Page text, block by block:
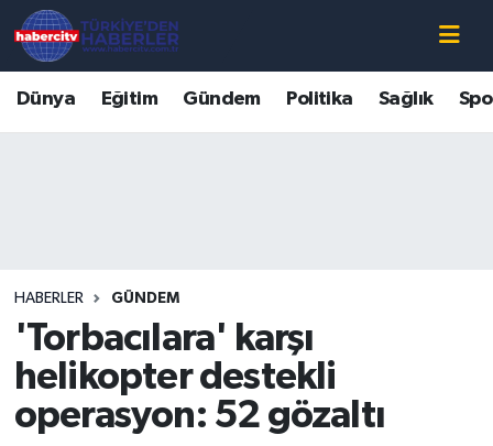
Dünya Eğitim Gündem Politika Sağlık
HABERLER GÜNDEM
'Torbacılara' karşı
helikopter destekli
operasyon: 52 gözaltı
Süper Lig Puan Durumu ve Fikstür
Tüm Manşetler
Son Dakika Haberleri